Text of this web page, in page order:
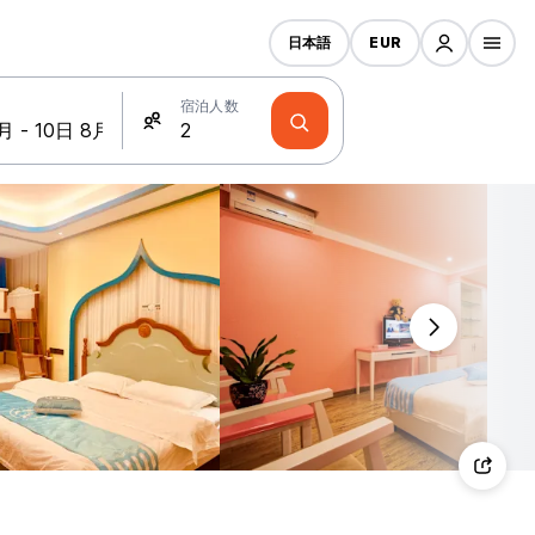
宿泊人数
日本語 EUR